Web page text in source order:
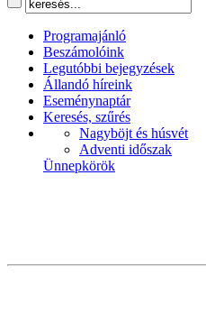
Programajánló
Beszámolóink
Legutóbbi bejegyzések
Állandó híreink
Eseménynaptár
Keresés, szűrés
Nagyböjt és húsvét
Adventi időszak
Ünnepkörök